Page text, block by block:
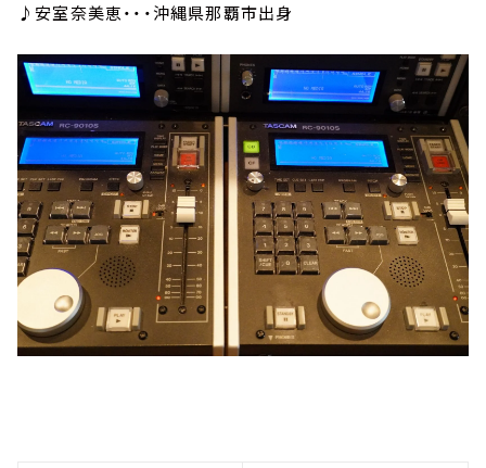
♪安室奈美恵・・・沖縄県那覇市出身